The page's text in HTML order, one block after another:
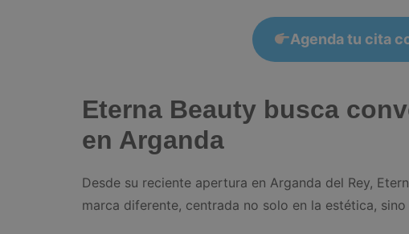
Agenda tu cita
Eterna Beauty busca
en Arganda
Desde su reciente apertura en Arganda del Rey,
marca diferente, centrada no solo en la estética,